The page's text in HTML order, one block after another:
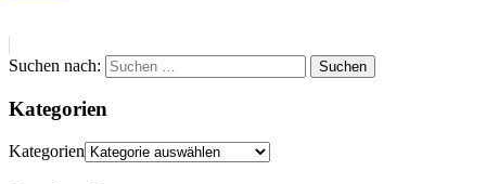
Suchen nach: Suchen
Kategorien
Kategorien